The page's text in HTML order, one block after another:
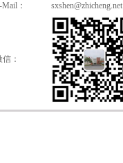
Mail： sxshen@zhicheng.net
信：